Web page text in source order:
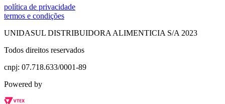
política de privacidade
termos e condições
UNIDASUL DISTRIBUIDORA ALIMENTICIA S/A 2023
Todos direitos reservados
cnpj: 07.718.633/0001-89
Powered by